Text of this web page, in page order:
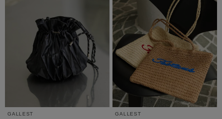
GALLEST
GALLEST